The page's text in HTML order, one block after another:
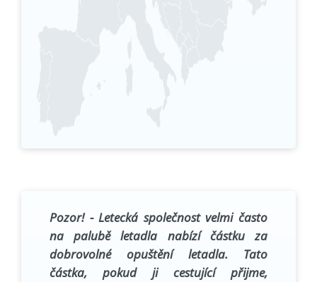
Pozor! - Letecká společnost velmi často
na palubě letadla nabízí částku za
dobrovolné opuštění letadla. Tato
částka, pokud ji cestující přijme,